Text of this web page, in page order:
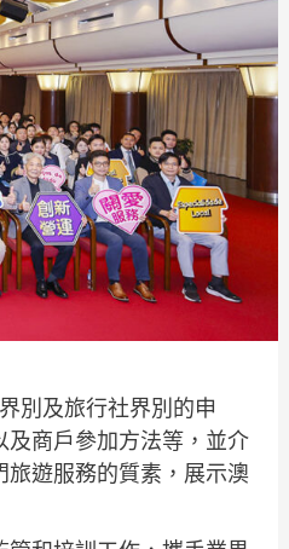
別及旅行社界別的申
商戶參加方法等，並介
遊服務的質素，展示澳